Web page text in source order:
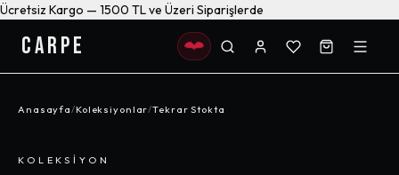
Ücretsiz Kargo — 1500 TL ve Üzeri Siparişlerde
CARPE
Anasayfa/Koleksiyonlar/Tekrar Stokta
KOLEKSIYON